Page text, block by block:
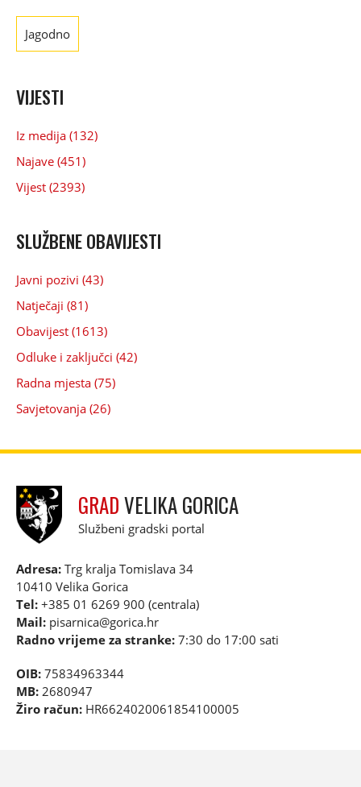
Jagodno
VIJESTI
Iz medija (132)
Najave (451)
Vijest (2393)
SLUŽBENE OBAVIJESTI
Javni pozivi (43)
Natječaji (81)
Obavijest (1613)
Odluke i zaključci (42)
Radna mjesta (75)
Savjetovanja (26)
GRADVELIKA GORICA
Službeni gradski portal
Adresa: Trg kralja Tomislava 34
10410 Velika Gorica
Tel: +385 01 6269 900 (centrala)
Mail: pisarnica@gorica.hr
Radno vrijeme za stranke: 7:30 do 17:00 sati
OIB: 75834963344
MB: 2680947
Žiro račun: HR6624020061854100005